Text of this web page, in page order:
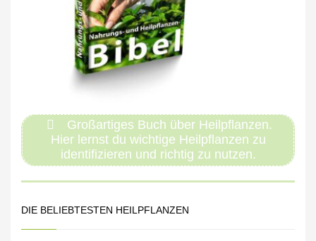
Großartiges Buch über Heilpflanzen.
Hier lernst du wichtige Heilpflanzen zu
identifizieren und richtig zu nutzen.
DIE BELIEBTESTEN HEILPFLANZEN